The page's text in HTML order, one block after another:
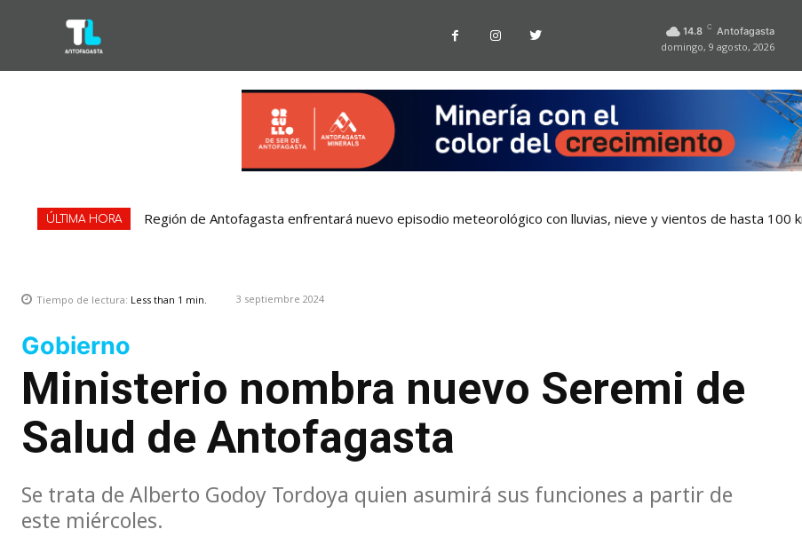
14.8 C Antofagasta
domingo, 9 agosto, 2026
ÚLTIMA HORA Región de Antofagasta enfrentará nuevo episodio meteorológico con lluvias, nieve y vientos de hasta 100
Tiempo de lectura: Less than 1 min. 3 septiembre 2024
Gobierno
Ministerio nombra nuevo Seremi de
Salud de Antofagasta
Se trata de Alberto Godoy Tordoya quien asumirá sus funciones a partir de
este miércoles.